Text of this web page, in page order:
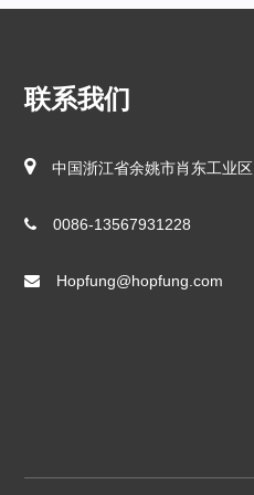
联系我们
中国浙江省余姚市肖东工业区
0086-13567931228
Hopfung@hopfung.com